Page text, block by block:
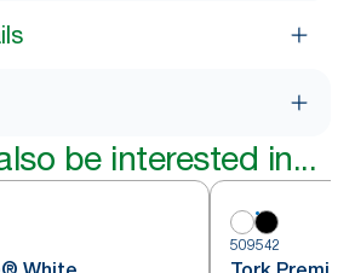
be interested in...
509542